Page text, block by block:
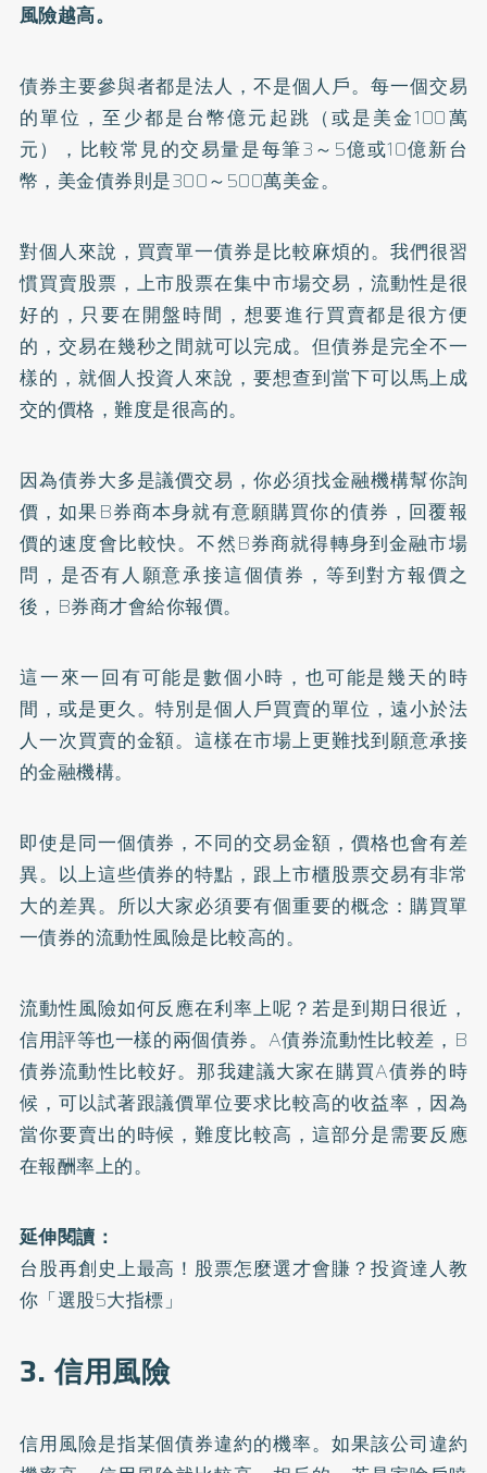
風險越高。
債券主要參與者都是法人，不是個人戶。每一個交易
的單位，至少都是台幣億元起跳（或是美金100萬
元），比較常見的交易量是每筆3～5億或10億新台
幣，美金債券則是300～500萬美金。
對個人來說，買賣單一債券是比較麻煩的。我們很習
慣買賣股票，上市股票在集中市場交易，流動性是很
好的，只要在開盤時間，想要進行買賣都是很方便
的，交易在幾秒之間就可以完成。但債券是完全不一
樣的，就個人投資人來說，要想查到當下可以馬上成
交的價格，難度是很高的。
因為債券大多是議價交易，你必須找金融機構幫你詢
價，如果B券商本身就有意願購買你的債券，回覆報
價的速度會比較快。不然B券商就得轉身到金融市場
問，是否有人願意承接這個債券，等到對方報價之
後，B券商才會給你報價。
這一來一回有可能是數個小時，也可能是幾天的時
間，或是更久。特別是個人戶買賣的單位，遠小於法
人一次買賣的金額。這樣在市場上更難找到願意承接
的金融機構。
即使是同一個債券，不同的交易金額，價格也會有差
異。以上這些債券的特點，跟上市櫃股票交易有非常
大的差異。所以大家必須要有個重要的概念：購買單
一債券的流動性風險是比較高的。
流動性風險如何反應在利率上呢？若是到期日很近，
信用評等也一樣的兩個債券。A債券流動性比較差，B
債券流動性比較好。那我建議大家在購買A債券的時
候，可以試著跟議價單位要求比較高的收益率，因為
當你要賣出的時候，難度比較高，這部分是需要反應
在報酬率上的。
延伸閱讀：
台股再創史上最高！股票怎麼選才會賺？投資達人教
你「選股5大指標」
3. 信用風險
信用風險是指某個債券違約的機率。如果該公司違約